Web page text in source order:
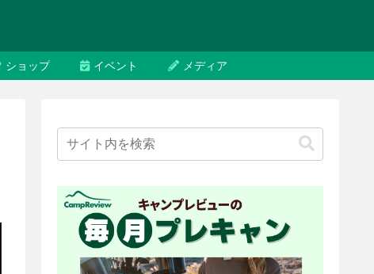
ショップ イベント メディア